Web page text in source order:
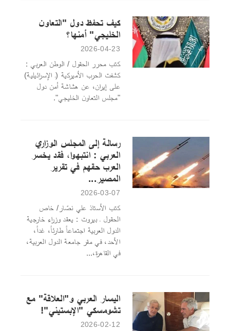
كيف تحفظ دول "التعاون
الخليجي" أمنها؟
2026-04-23
كتب محرر الحقول / الوطن العربي :
كشفت الحرب الأميركية (ـ الإسرائيلية)
على إيران، عن هشاشة أمن دول
"مجلس التعاون الخليجي".
رسالة إلى المجلس الوزاري
العربي : انتبهوا، فقد يخسر
العرب حقهم في تقرير
المصير...
2026-03-07
كتب الأستاذ علي نصّار/ خاص
الحقول ـ بيروت : يعقد وزراء خارجية
الدول العربية اجتماعاً طارئاً، غداً،
الأحد، في مقر جامعة الدول العربية،
في القاهرة،...
اليسار العربي و"العلاقة" مع
تشومسكي "الإبستيني"!
2026-02-12